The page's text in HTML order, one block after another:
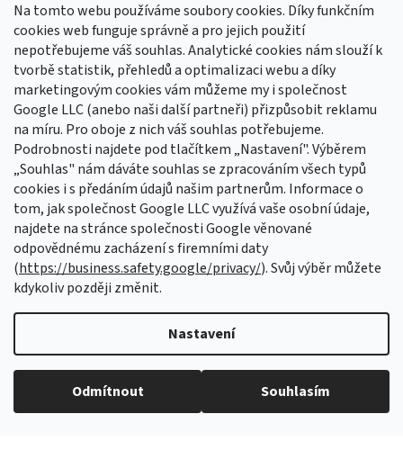
Na tomto webu používáme soubory cookies. Díky funkčním
cookies web funguje správně a pro jejich použití
nepotřebujeme váš souhlas. Analytické cookies nám slouží k
tvorbě statistik, přehledů a optimalizaci webu a díky
marketingovým cookies vám můžeme my i společnost
Google LLC (anebo naši další partneři) přizpůsobit reklamu
na míru. Pro oboje z nich váš souhlas potřebujeme.
Podrobnosti najdete pod tlačítkem „Nastavení". Výběrem
„Souhlas" nám dáváte souhlas se zpracováním všech typů
cookies i s předáním údajů našim partnerům. Informace o
tom, jak společnost Google LLC využívá vaše osobní údaje,
najdete na stránce společnosti Google věnované
odpovědnému zacházení s firemními daty
(https://business.safety.google/privacy/). Svůj výběr můžete
kdykoliv později změnit.
Nastavení
Odmítnout Souhlasím
Sledovat na Instagramu
Odebírat newsletter
Vložte svůj e-mail a my vám budeme zasílat informace o nových
produktech na našem e-shopu.
E-mail
Vložením e-mailu souhlasíte s podmínkami ochrany osobních údajů
Vytvořil Shoptet Premium